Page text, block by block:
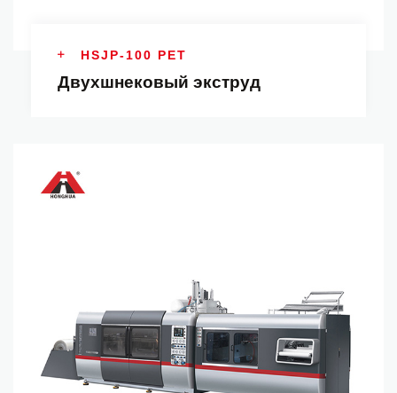
HSJP-100 PET
Двухшнековый экструд